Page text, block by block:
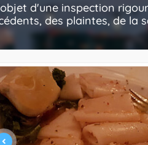
d'une inspection
des plaintes, de la